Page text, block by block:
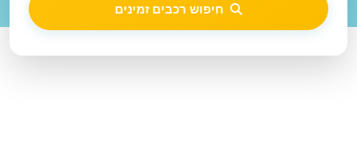
חיפוש רכבים זמינים